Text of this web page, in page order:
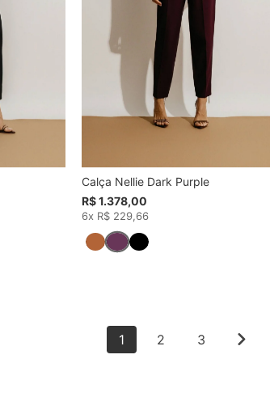
Calça Nellie Dark Purple
R$ 1.378,00
6x R$ 229,66
1 2 3